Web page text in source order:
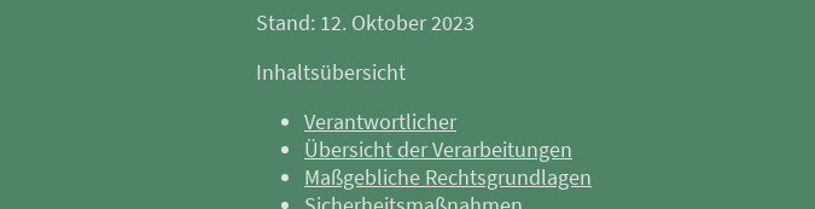
Stand: 12. Oktober 2023
Inhaltsübersicht
Verantwortlicher
Übersicht der Verarbeitungen
Maßgebliche Rechtsgrundlagen